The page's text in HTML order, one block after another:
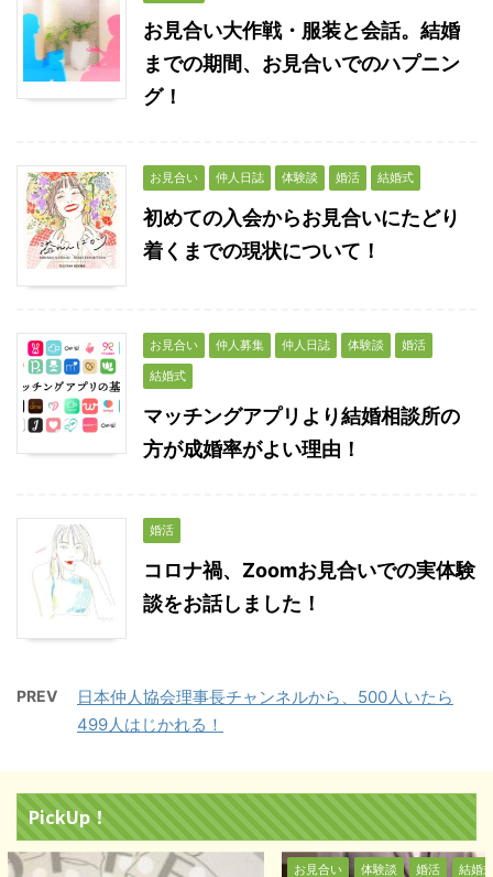
お見合い大作戦・服装と会話。結婚
までの期間、お見合いでのハプニン
グ！
お見合い 仲人日誌 体験談 婚活 結婚式
初めての入会からお見合いにたどり
着くまでの現状について！
お見合い 仲人募集 仲人日誌 体験談
婚活
結婚式
マッチングアプリより結婚相談所の
方が成婚率がよい理由！
婚活
コロナ禍、Zoomお見合いでの実体験
談をお話しました！
PREV
日本仲人協会理事長チャンネルから、500人いたら
499人はじかれる！
PickUp！
お見合い 体験談 婚活 結婚式